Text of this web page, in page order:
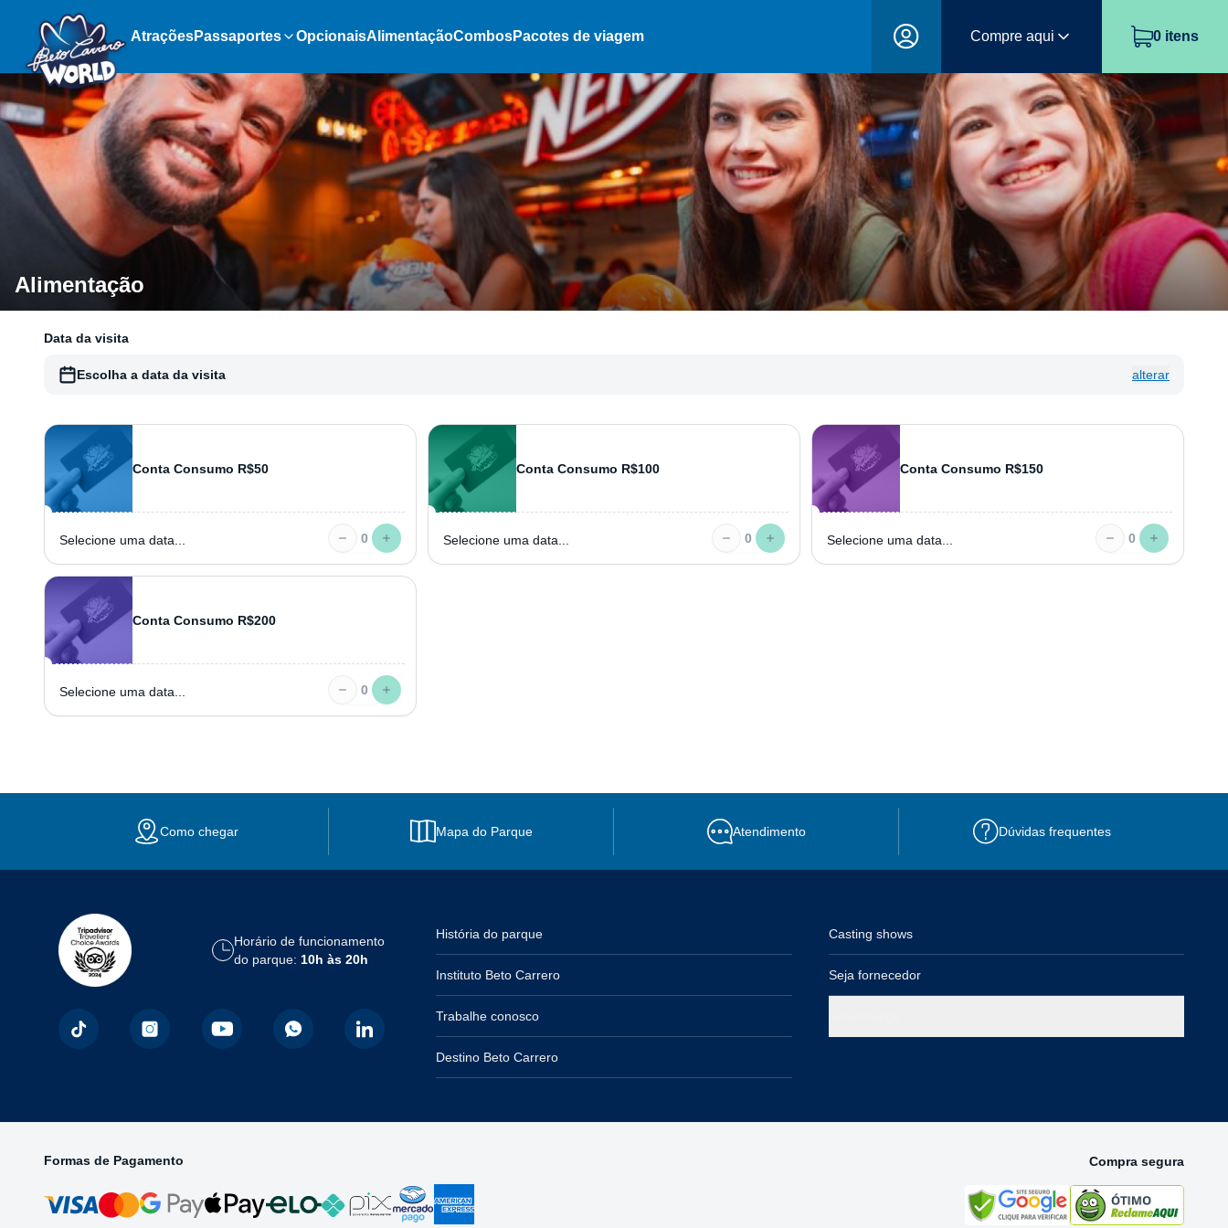
AtraçõesPassaportes OpcionaisAlimentaçãoCombosPacotes de viagem Compre aqui 0 itens
Alimentação
Data da visita
Escolha a data da visita alterar
Conta Consumo R$50
Selecione uma data... 0
Conta Consumo R$100
Selecione uma data... 0
Conta Consumo R$150
Selecione uma data... 0
Conta Consumo R$200
Selecione uma data... 0
Como chegar Mapa do Parque Atendimento Dúvidas frequentes
Horário de funcionamento
do parque: 10h às 20h
História do parque
Instituto Beto Carrero
Trabalhe conosco
Destino Beto Carrero
Casting shows
Seja fornecedor
Formas de Pagamento Compra segura